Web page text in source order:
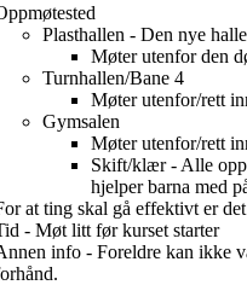
Plasthallen - Den nye
Møter utenfor den
Turnhallen/Bane 4
Møter utenfor/rett
Gymsalen
Møter utenfor/rett
Skift/klær - Alle
hjelper barna med
at ting skal gå effektivt er
- Møt litt før kurset starter
info - Foreldre kan ikke